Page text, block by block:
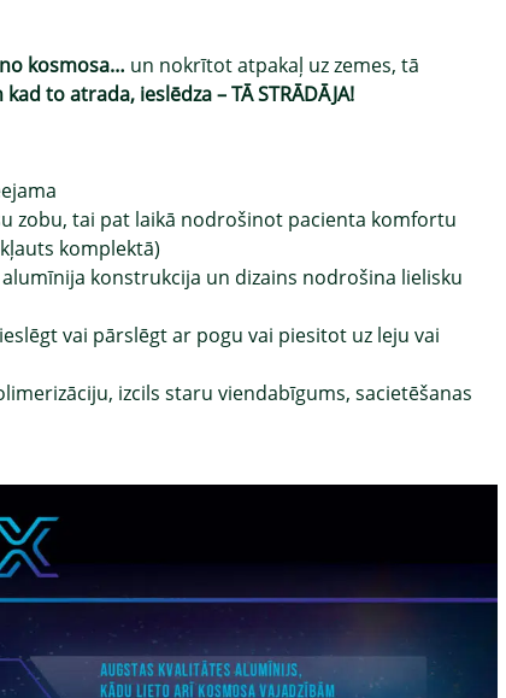
kosmosa… un nokrītot atpakaļ uz zemes, tā
kad to atrada, ieslēdza – TĀ STRĀDĀJA!
zobu, tai pat laikā nodrošinot pacienta komfortu
komplektā)
konstrukcija un dizains nodrošina lielisku
vai pārslēgt ar pogu vai piesitot uz leju vai
izcils staru viendabīgums, sacietēšanas